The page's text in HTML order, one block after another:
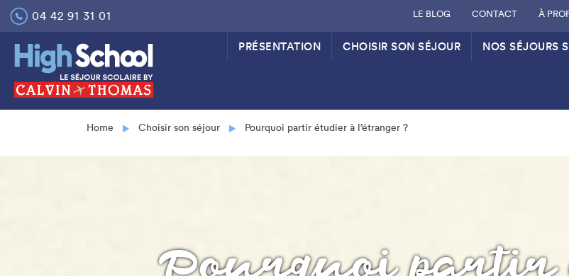
Skip
content
04 42 91 31 01 LE BLOG CONTACT À
PRÉSENTATION CHOISIR SON SÉJOUR NOS SÉJOURS
Home Choisir son séjour Pourquoi partir étudier à l’étranger ?